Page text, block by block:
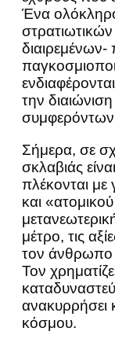
Ένα
διαιρεμένων-
την
συμφερόντων
Σήμερα, σε
σκλαβιάς
πλέκονται με
και
μέτρο, τις
τον άνθρωπο
Τον
ανακυρρήσει
κόσμου.